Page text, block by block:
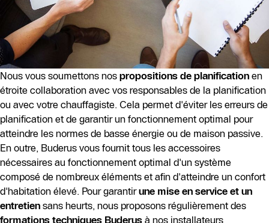
Nous vous soumettons nos propositions de planification en
étroite collaboration avec vos responsables de la planification
ou avec votre chauffagiste. Cela permet d'éviter les erreurs de
planification et de garantir un fonctionnement optimal pour
atteindre les normes de basse énergie ou de maison passive.
En outre, Buderus vous fournit tous les accessoires
nécessaires au fonctionnement optimal d'un système
composé de nombreux éléments et afin d'atteindre un confort
d'habitation élevé. Pour garantirune mise en service et un
entretien sans heurts, nous proposons régulièrement des
formations techniques Buderus à nos installateurs